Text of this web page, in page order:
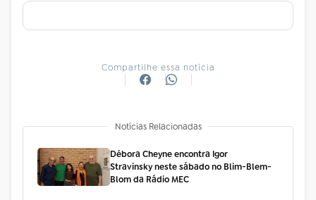
Compartilhe essa notícia
Notícias Relacionadas
Débora Cheyne encontra Igor
Stravinsky neste sábado no Blim-Blem-
Blom da Rádio MEC